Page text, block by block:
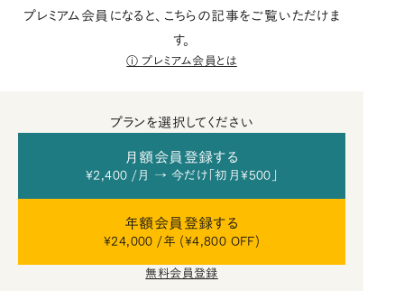
プレミアム会員になると、こちらの記事をご覧いただけま
す。
プレミアム会員とは
プランを選択してください
月額会員登録する
¥2,400 /月 → 今だけ「初月¥500」
年額会員登録する
¥24,000 /年 (¥4,800 OFF)
無料会員登録